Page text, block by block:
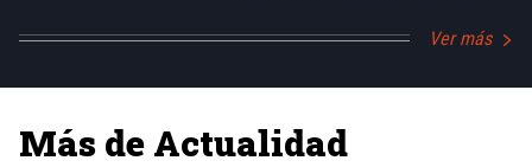
Ver más
Más de Actualidad